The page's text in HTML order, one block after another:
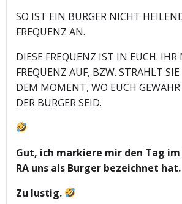
SO IST EIN BURGER NICHT
FREQUENZ AN.
DIESE FREQUENZ IST IN EUCH.
FREQUENZ AUF, BZW. STRAHLT
DEM MOMENT, WO EUCH
DER BURGER SEID.
Gut, ich markiere mir den Tag
RA uns als Burger bezeichnet hat.
Zu lustig.